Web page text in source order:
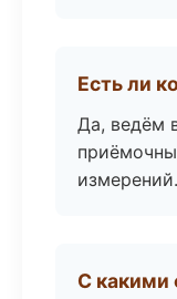
Есть ли
Да, ведём
измерений.
С